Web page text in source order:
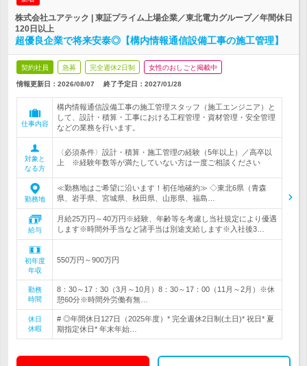
株式会社ユアテック | 東証プライム上場企業／東北電力グループ／年間休日
120日以上
超優良企業で将来安泰◎【構内情報通信設備工事の施工管理】
契約社員 急募 完全週休2日制 女性のおしごと掲載中
情報更新日：2026/08/07 終了予定日： 2027/01/28
仕事内容
構内情報通信設備工事の施工管理スタッフ（施工エンジニア）と
して、設計・積算・工事における工程管理・資材管理・安全管理
などの業務を行います。
対象と
なる方
〈必須条件〉設計・積算・施工管理の経験（5年以上）／高卒以
上 ※経験年数等が満たしていない方は一度ご相談ください
勤務地
≪勤務地はご希望に沿います！初任地確約≫ ◇東北6県（青森
県、岩手県、宮城県、秋田県、山形県、福島…
給与
月給25万円～40万円※経験、年齢等を考慮し当社規定により優遇
します※時間外手当など諸手当は別途支給します※入社後3…
初年度
年収
550万円～900万円
勤務
時間
8：30～17：30（3月～10月）8：30～17：00（11月～2月）※休
憩60分※時間外労働有無…
休日
休暇
# ◎年間休日127日（2025年度）* 完全週休2日制(土日)* 祝日* 夏
期指定休日* 年末年始…